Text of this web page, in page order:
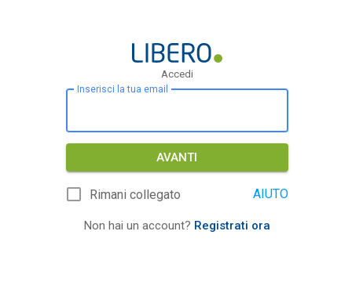
Accedi
Inserisci la tua email
AVANTI
Rimani collegato AIUTO
Non hai un account? Registrati ora